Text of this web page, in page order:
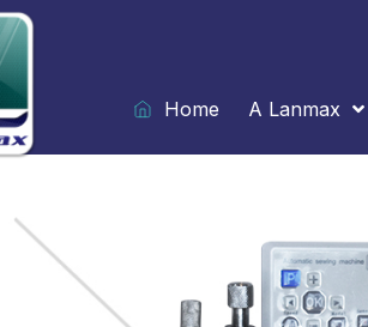
Ir
para
o
conteúdo
Home
A Lanmax